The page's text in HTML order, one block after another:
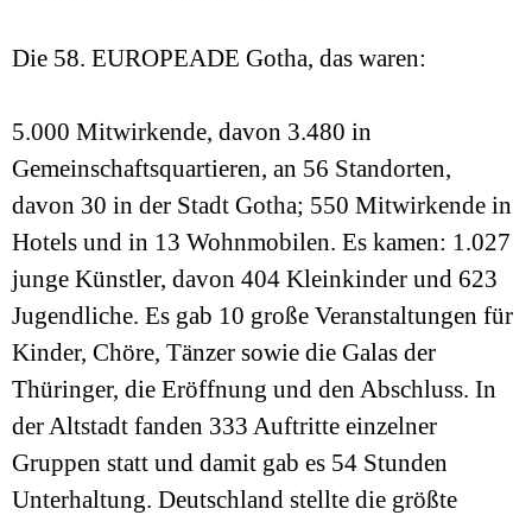
Die 58. EUROPEADE Gotha, das waren:
5.000 Mitwirkende, davon 3.480 in
Gemeinschaftsquartieren, an 56 Standorten,
davon 30 in der Stadt Gotha; 550 Mitwirkende in
Hotels und in 13 Wohnmobilen. Es kamen: 1.027
junge Künstler, davon 404 Kleinkinder und 623
Jugendliche. Es gab 10 große Veranstaltungen für
Kinder, Chöre, Tänzer sowie die Galas der
Thüringer, die Eröffnung und den Abschluss. In
der Altstadt fanden 333 Auftritte einzelner
Gruppen statt und damit gab es 54 Stunden
Unterhaltung. Deutschland stellte die größte